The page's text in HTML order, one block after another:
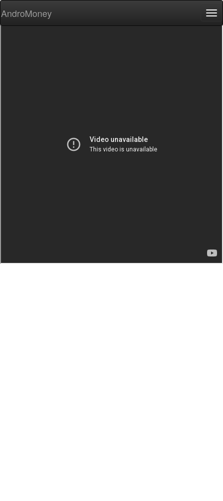
AndroMoney